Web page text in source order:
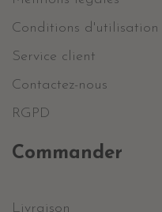
Conditions d'utilisation
Service client
Contactez-nous
RGPD
Commander
Livraison